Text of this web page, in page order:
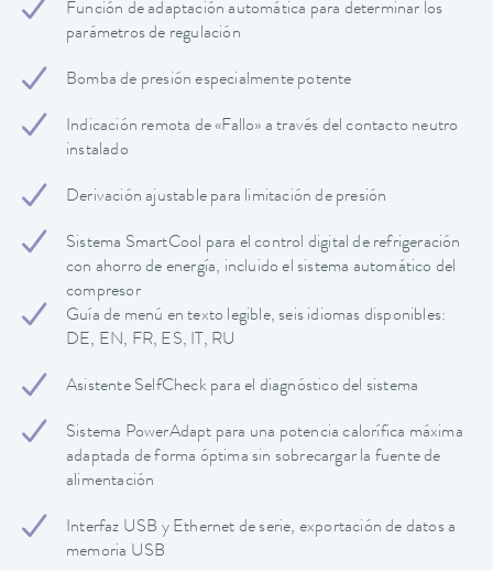
Función de adaptación automática para determinar los
parámetros de regulación
Bomba de presión especialmente potente
Indicación remota de «Fallo» a través del contacto neutro
instalado
Derivación ajustable para limitación de presión
Sistema SmartCool para el control digital de refrigeración
con ahorro de energía, incluido el sistema automático del
compresor
Guía de menú en texto legible, seis idiomas disponibles:
DE, EN, FR, ES, IT, RU
Asistente SelfCheck para el diagnóstico del sistema
Sistema PowerAdapt para una potencia calorífica máxima
adaptada de forma óptima sin sobrecargar la fuente de
alimentación
Interfaz USB y Ethernet de serie, exportación de datos a
memoria USB